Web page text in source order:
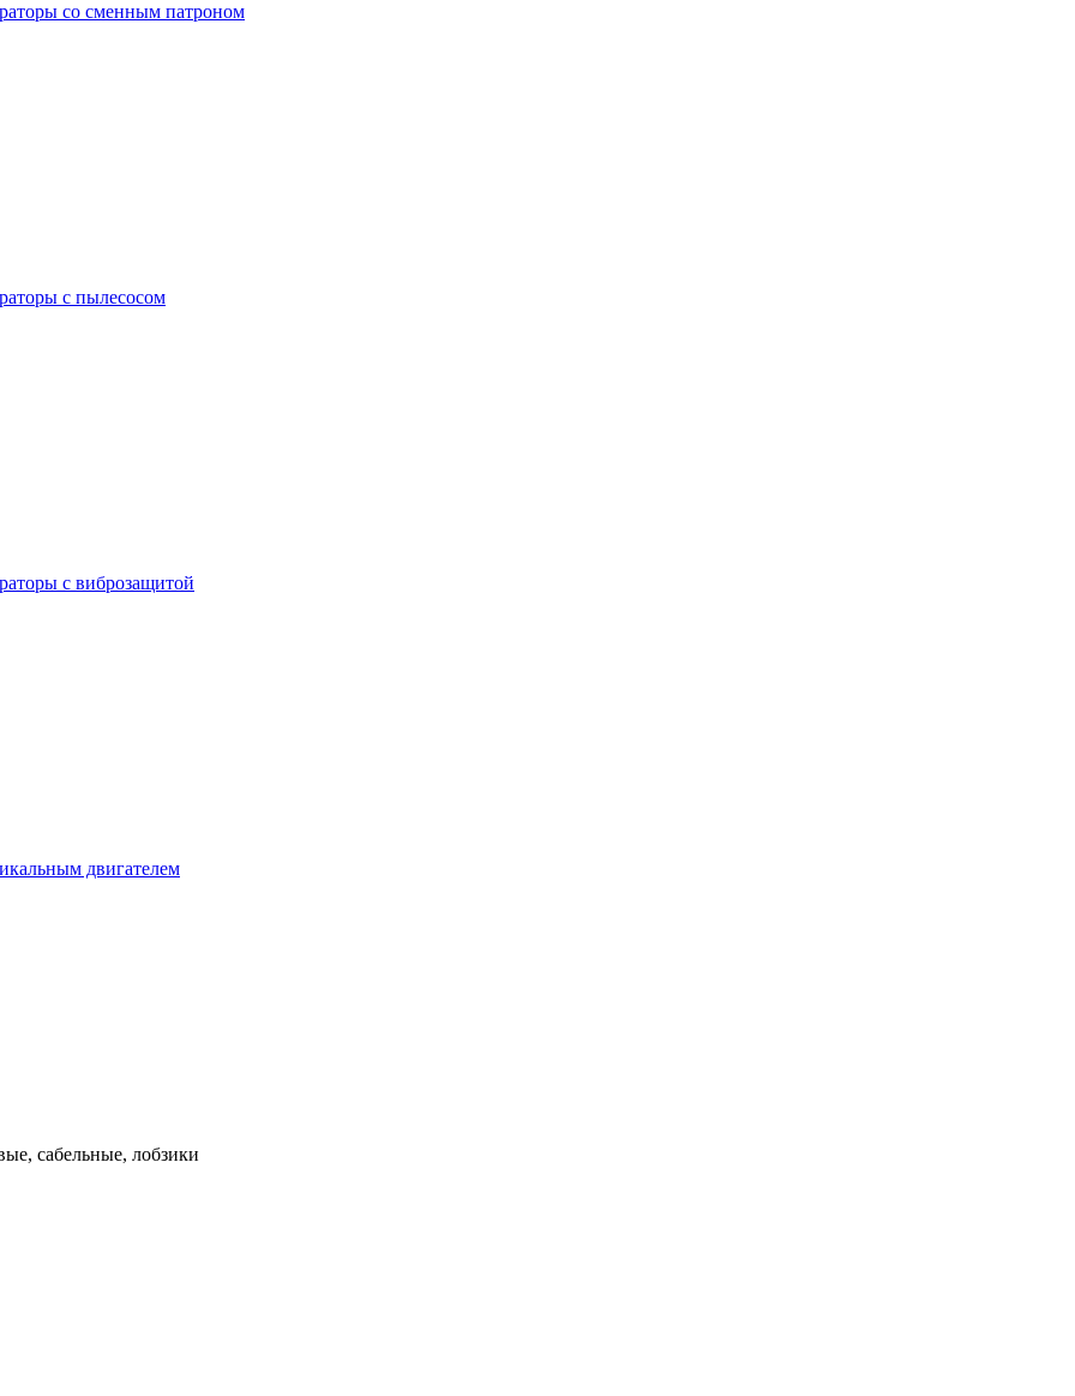
со сменным патроном
с пылесосом
с виброзащитой
двигателем
сабельные, лобзики